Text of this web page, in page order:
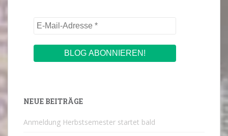
NEUE BEITRÄGE
Anmeldung Herbstsemester startet bald